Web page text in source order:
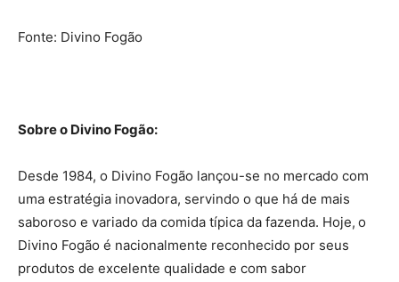
Fonte: Divino Fogão
Sobre o Divino Fogão:
Desde 1984, o Divino Fogão lançou-se no mercado com
uma estratégia inovadora, servindo o que há de mais
saboroso e variado da comida típica da fazenda. Hoje, o
Divino Fogão é nacionalmente reconhecido por seus
produtos de excelente qualidade e com sabor